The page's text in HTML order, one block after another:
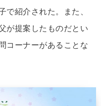
で紹介された。また、
が提案したものだとい
コーナーがあることな